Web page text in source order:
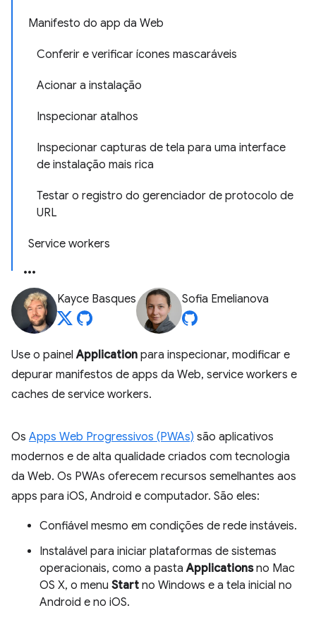
Manifesto do app da Web
Conferir e verificar ícones mascaráveis
Acionar a instalação
Inspecionar atalhos
Inspecionar capturas de tela para uma interface
de instalação mais rica
Testar o registro do gerenciador de protocolo de
URL
Service workers
Kayce Basques Sofia Emelianova
Use o painelApplication para inspecionar, modificar e
depurar manifestos de apps da Web, service workers e
caches de service workers.
Os Apps Web Progressivos (PWAs) são aplicativos
modernos e de alta qualidade criados com tecnologia
da Web. Os PWAs oferecem recursos semelhantes aos
apps para iOS, Android e computador. São eles:
Confiável mesmo em condições de rede instáveis.
Instalável para iniciar plataformas de sistemas
operacionais, como a pastaApplicationsno Mac
OS X, o menu Start no Windows e a tela inicial no
Android e no iOS.